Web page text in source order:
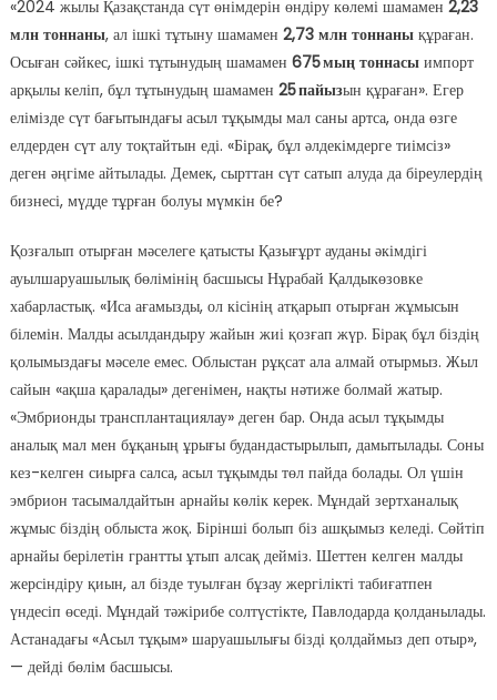
«2024 жылы Қазақстанда сүт өнімдерін өндіру көлемі шамамен 2,23
млн тоннаны, ал ішкі тұтыну шамамен 2,73 млн тоннанықұраған.
Осыған сәйкес, ішкі тұтынудың шамамен 675 мың тоннасыимпорт
арқылы келіп, бұл тұтынудың шамамен 25пайызын құраған». Егер
елімізде сүт бағытындағы асыл тұқымды мал саны артса, онда өзге
елдерден сүт алу тоқтайтын еді. «Бірақ, бұл әлдекімдерге тиімсіз»
деген әңгіме айтылады. Демек, сырттан сүт сатып алуда да біреулердің
бизнесі, мүдде тұрған болуы мүмкін бе?
Қозғалып отырған мәселеге қатысты Қазығұрт ауданы әкімдігі
ауылшаруашылық бөлімінің басшысы Нұрабай Қалдыкөзовке
хабарластық. «Иса ағамызды, ол кісінің атқарып отырған жұмысын
білемін. Малды асылдандыру жайын жиі қозғап жүр. Бірақ бұл біздің
қолымыздағы мәселе емес. Облыстан рұқсат ала алмай отырмыз. Жыл
сайын «ақша қаралады» дегенімен, нақты нәтиже болмай жатыр.
«Эмбрионды трансплантациялау» деген бар. Онда асыл тұқымды
аналық мал мен бұқаның ұрығы будандастырылып, дамытылады. Соны
кез-келген сиырға салса, асыл тұқымды төл пайда болады. Ол үшін
эмбрион тасымалдайтын арнайы көлік керек. Мұндай зертханалық
жұмыс біздің облыста жоқ. Бірінші болып біз ашқымыз келеді. Сөйтіп
арнайы берілетін грантты ұтып алсақ дейміз. Шеттен келген малды
жерсіндіру қиын, ал бізде туылған бұзау жергілікті табиғатпен
үндесіп өседі. Мұндай тәжірибе солтүстікте, Павлодарда қолданылады.
Астанадағы «Асыл тұқым» шаруашылығы бізді қолдаймыз деп отыр»,
— дейді бөлім басшысы.